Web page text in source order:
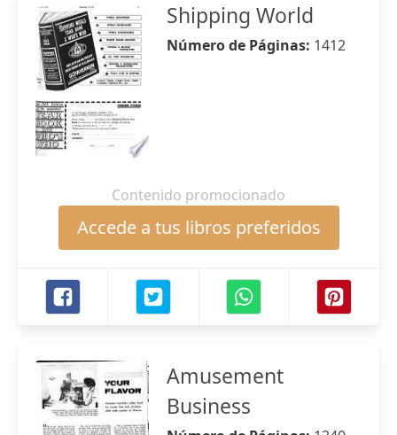
Shipping World
Número de Páginas: 1412
Contenido promocionado
Accede a tus libros preferidos
Amusement
Business